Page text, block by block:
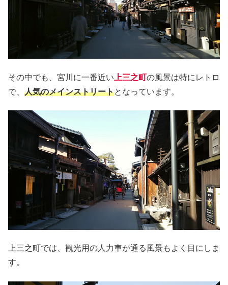
その中でも、宮川に一番近い 上三之町の風景は特にレトロ
で、 人気のメインストリートとなっています。
上三之町では、観光用の人力車が通る風景もよく目にしま
す。